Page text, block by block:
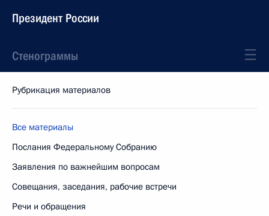
Президент России
Стенограммы
Рубрикация материалов
Все материалы
Послания Федеральному Собранию
Заявления по важнейшим вопросам
Совещания, заседания, рабочие встречи
Речи и обращения